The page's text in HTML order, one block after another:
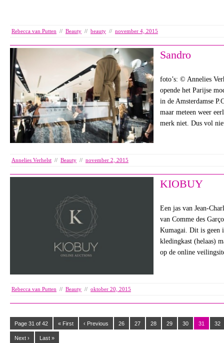
Rebecca van Putten // Beauty // beauty // november 4, 2015
Sandro
foto’s: © Annelies
opende het Parijse
in de Amsterdamse
maar meteen weer
merk niet. Dus vol
Annelies Verhelst // Beauty // november 2, 2015
KIOBUY
Een jas van Jean-
van Comme des
Kumagai. Dit is geen
kledingkast (helaas)
op de online
Rebecca van Putten // Beauty // oktober 20, 2015
Page 31 of 42 « First ‹ Previous 26 27 28 29 30 31 32
Next › Last »